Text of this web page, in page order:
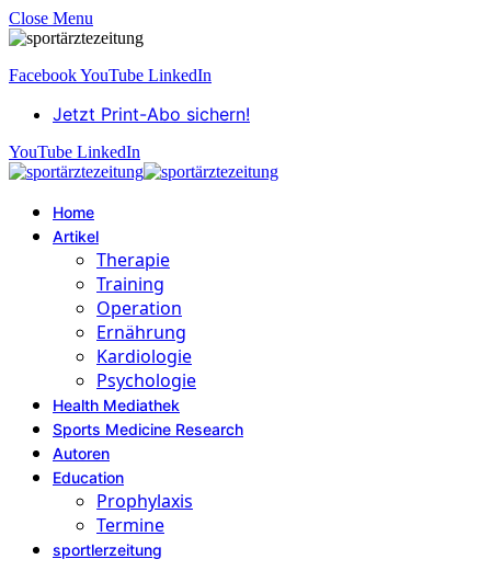
Close Menu
FacebookYouTube LinkedIn
Jetzt Print-Abo sichern!
YouTube LinkedIn
Home
Artikel
Therapie
Training
Operation
Ernährung
Kardiologie
Psychologie
Health Mediathek
Sports Medicine Research
Autoren
Education
Prophylaxis
Termine
sportlerzeitung